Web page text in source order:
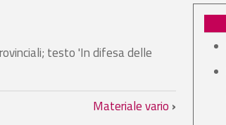
testo 'In difesa delle
Materiale vario ›